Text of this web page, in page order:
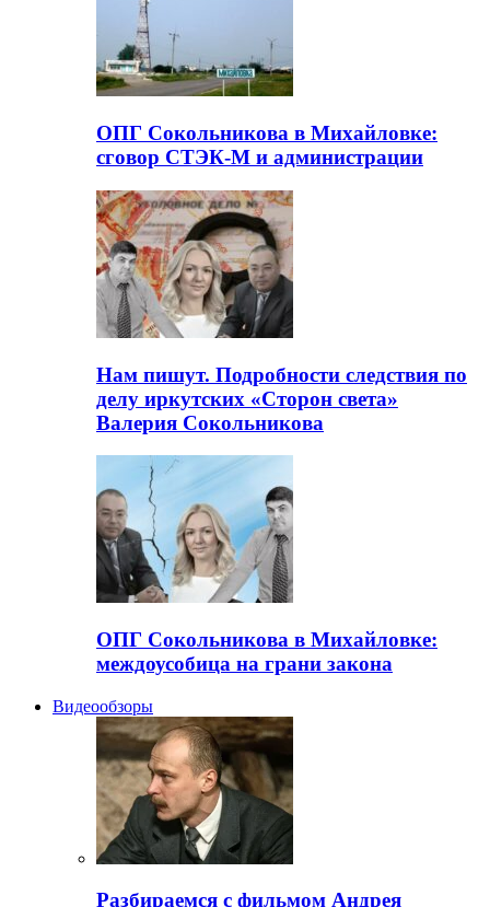
ОПГ Сокольникова в Михайловке:
сговор СТЭК-М и администрации
Нам пишут. Подробности следствия по
делу иркутских «Сторон света»
Валерия Сокольникова
ОПГ Сокольникова в Михайловке:
междоусобица на грани закона
Видеообзоры
Разбираемся с фильмом Андрея